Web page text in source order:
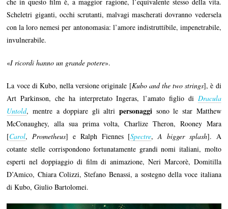
che in questo film è, a maggior ragione, l’equivalente stesso della vita.
Scheletri giganti, occhi scrutanti, malvagi mascherati dovranno vedersela
con la loro nemesi per antonomasia: l’amore indistruttibile, impenetrabile,
invulnerabile.
«I ricordi hanno un grande potere».
La voce di Kubo, nella versione originale [Kubo and the two strings], è di
Art Parkinson, che ha interpretato Ingeras, l’amato figlio di Dracula
Untold, mentre a doppiare gli altripersonaggi sono le star Matthew
McConaughey, alla sua prima volta, Charlize Theron, Rooney Mara
[Carol,Prometheus] e Ralph Fiennes [Spectre,A bigger splash]. A
cotante stelle corrispondono fortunatamente grandi nomi italiani, molto
esperti nel doppiaggio di film di animazione, Neri Marcorè, Domitilla
D’Amico, Chiara Colizzi, Stefano Benassi, a sostegno della voce italiana
di Kubo, Giulio Bartolomei.